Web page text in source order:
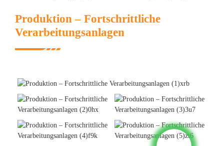
Produktion – Fortschrittliche
Verarbeitungsanlagen